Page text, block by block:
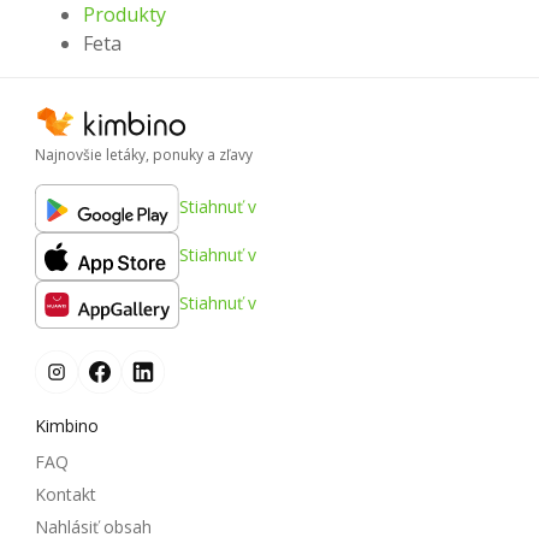
Produkty
Feta
Najnovšie letáky, ponuky a zľavy
Stiahnuť v
Stiahnuť v
Stiahnuť v
Kimbino
FAQ
Kontakt
Nahlásiť obsah